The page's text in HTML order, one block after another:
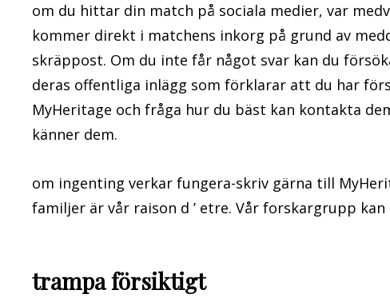
om du hittar din match på sociala medier, var
kommer direkt i matchens inkorg på grund av
skräppost. Om du inte får något svar kan du
deras offentliga inlägg som förklarar att du har
MyHeritage och fråga hur du bäst kan kontakta
känner dem.
om ingenting verkar fungera-skriv gärna till
familjer är vår raison d ’ etre. Vår forskargrupp kan
trampa försiktigt